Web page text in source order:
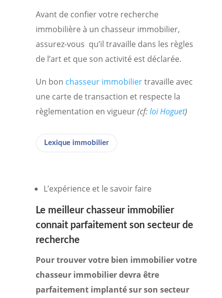
Avant de confier votre recherche
immobilière à un chasseur immobilier,
assurez-vous qu’il travaille dans les règles
de l’art et que son activité est déclarée.
Un bon chasseur immobiliertravaille avec
une carte de transaction et respecte la
règlementation en vigueur(cf:loi Hoguet)
Lexique immobilier
L’expérience et le savoir faire
Le meilleur chasseur immobilier
connait parfaitement son secteur de
recherche
Pour trouver votre bien immobilier votre
chasseur immobilier devra être
parfaitement implanté sur son secteur